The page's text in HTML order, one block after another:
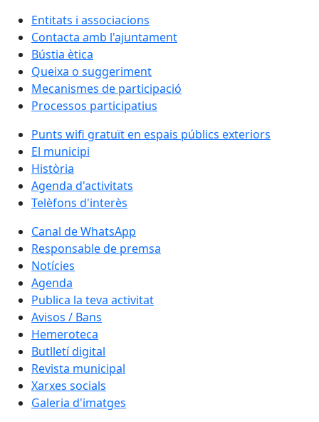
Entitats i associacions
Contacta amb l'ajuntament
Bústia ètica
Queixa o suggeriment
Mecanismes de participació
Processos participatius
Punts wifi gratuït en espais públics exteriors
El municipi
Història
Agenda d'activitats
Telèfons d'interès
Canal de WhatsApp
Responsable de premsa
Notícies
Agenda
Publica la teva activitat
Avisos / Bans
Hemeroteca
Butlletí digital
Revista municipal
Xarxes socials
Galeria d'imatges